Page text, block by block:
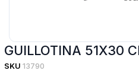
GUILLOTINA 51X30
SKU 13790